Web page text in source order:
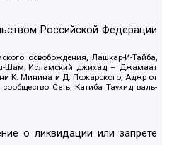
Российской Федерации
освобождения, Лашкар-И-Тайба,
Шам, Исламский джихад – Джамаат
К. Минина и Д. Пожарского, Аджр от
Сеть, Катиба Таухид валь-
о ликвидации или запрете